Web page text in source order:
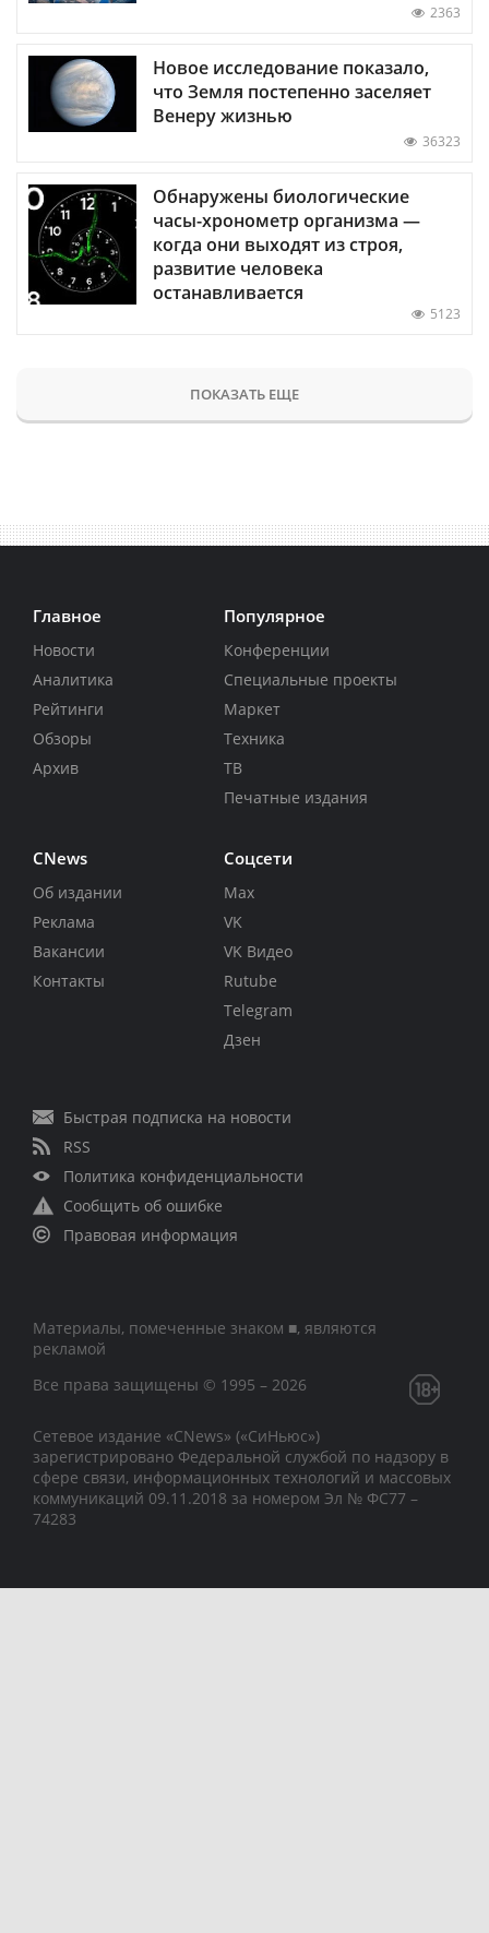
2363
Новое исследование показало,
что Земля постепенно заселяет
Венеру жизнью
36323
Обнаружены биологические
часы-хронометр организма —
когда они выходят из строя,
развитие человека
останавливается
5123
ПОКАЗАТЬ ЕЩЕ
Главное
Новости
Аналитика
Рейтинги
Обзоры
Архив
Популярное
Конференции
Специальные проекты
Маркет
Техника
ТВ
Печатные издания
CNews
Об издании
Реклама
Вакансии
Контакты
Соцсети
Max
VK
VK Видео
Rutube
Telegram
Дзен
Быстрая подписка на новости
RSS
Политика конфиденциальности
Сообщить об ошибке
Правовая информация
Материалы, помеченные знаком ■, являются
рекламой
Все права защищены © 1995 – 2026
Сетевое издание «CNews» («СиНьюс»)
зарегистрировано Федеральной службой по надзору в
сфере связи, информационных технологий и массовых
коммуникаций 09.11.2018 за номером Эл № ФС77 –
74283